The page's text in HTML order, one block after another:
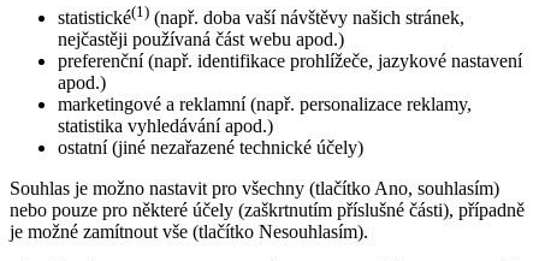
statistické(1) (např. doba vaší návštěvy našich stránek,
nejčastěji používaná část webu apod.)
preferenční (např. identifikace prohlížeče, jazykové nastavení
apod.)
marketingové a reklamní (např. personalizace reklamy,
statistika vyhledávání apod.)
ostatní (jiné nezařazené technické účely)
Souhlas je možno nastavit pro všechny (tlačítko Ano, souhlasím)
nebo pouze pro některé účely (zaškrtnutím příslušné části), případně
je možné zamítnout vše (tlačítko Nesouhlasím).